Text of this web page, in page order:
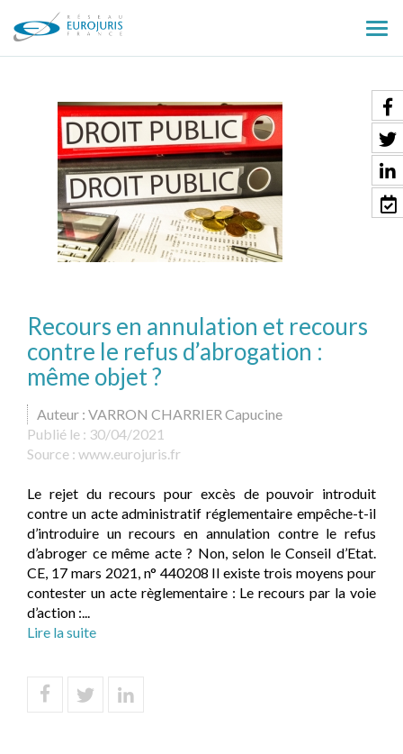
le
Recours en annulation et recours
contre le refus d’abrogation :
même objet ?
Auteur : VARRON CHARRIER Capucine
Publié le : 30/04/2021
Source : www.eurojuris.fr
Le rejet du recours pour excès de pouvoir introduit
contre un acte administratif réglementaire empêche-t-il
d’introduire un recours en annulation contre le refus
d’abroger ce même acte ? Non, selon le Conseil d’Etat.
CE, 17 mars 2021, n° 440208 Il existe trois moyens pour
contester un acte règlementaire : Le recours par la voie
d’action :...
Lire la suite